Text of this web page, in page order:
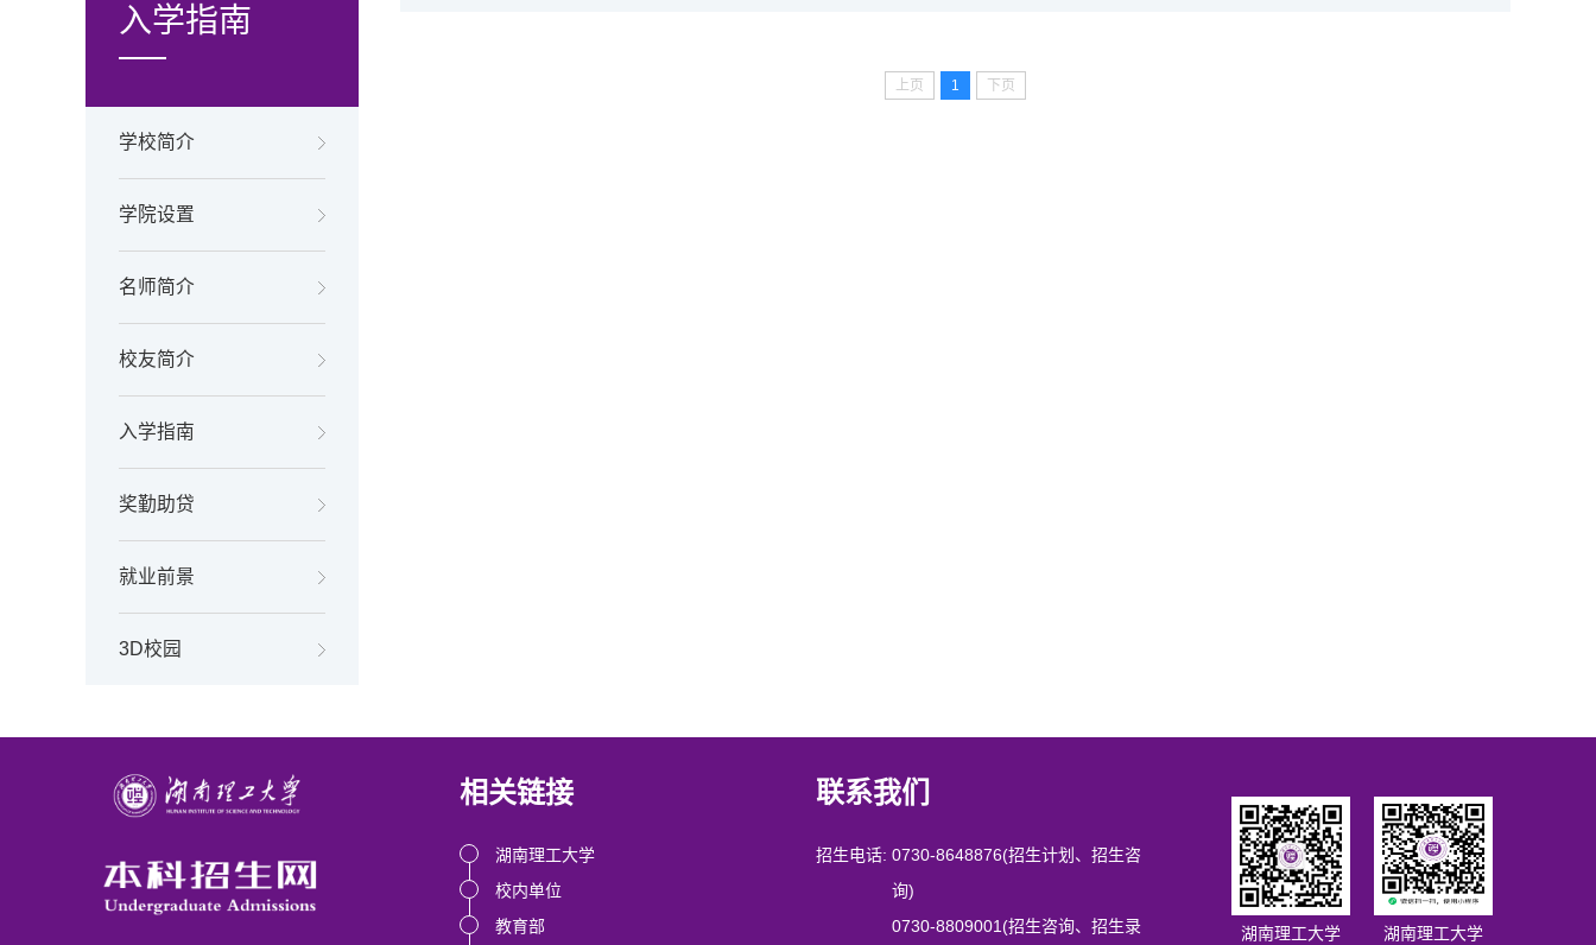
入学指南
学校简介
学院设置
名师简介
校友简介
入学指南
奖勤助贷
就业前景
3D校园
上页 1 下页
相关链接
湖南理工大学
校内单位
教育部
联系我们
招生电话: 0730-8648876(招生计划、招生咨
询)
0730-8809001(招生咨询、招生录 湖南理工大学 湖南理工大学